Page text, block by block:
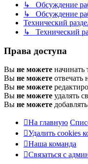
↳ Обсуждение
↳ Обсуждение
Технический
↳ Технический
Права доступа
Вы не можете начинать
Вы не можете отвечать
Вы не можете
Вы не можете удалять
Вы не можете
На главную
Удалить cookies
Наша команда
Связаться с